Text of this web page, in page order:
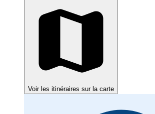
Voir les itinéraires sur la carte